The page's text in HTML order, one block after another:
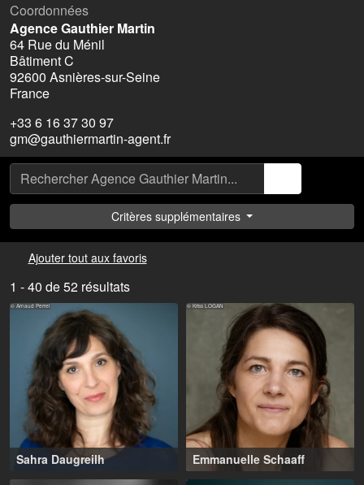
Coordonnées
Agence Gauthier Martin
64 Rue du Ménil
Bâtiment C
92600 Asnières-sur-Seine
France
+33 6 16 37 30 97
gm@gauthiermartin-agent.fr
Critères supplémentaires
Ajouter tout aux favoris
1 - 40 de 52 résultats
© Arnaud Perrel
Paris (FR), Berlin (DE)
Sahra Daugreilh
© Kriss LOGAN
37-50 ans,
Paris (FR), Angers (FR)
Emmanuelle Schaaff